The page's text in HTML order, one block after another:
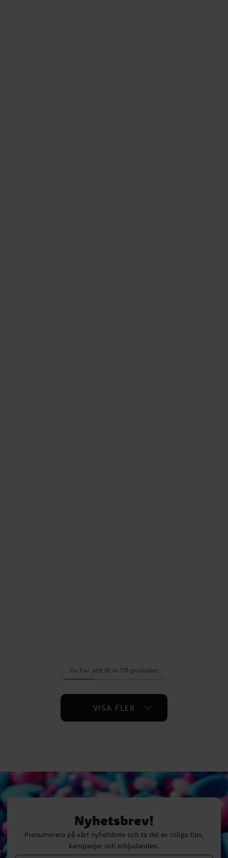
Du har sett 36 av 118 produkter
VISA FLER
Nyhetsbrev!
Prenumerera på vårt nyhetsbrev och ta del av roliga tips,
kampanjer och erbjudanden.